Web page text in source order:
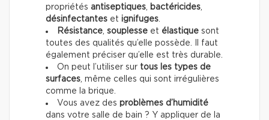
propriétés antiseptiques, bactéricides,
désinfectantes et ignifuges.
Résistance, souplesse et élastique sont
toutes des qualités qu’elle possède. Il faut
également préciser qu’elle est très durable.
On peut l’utiliser sur tous les types de
surfaces, même celles qui sont irrégulières
comme la brique.
Vous avez des problèmes d’humidité
dans votre salle de bain ? Y appliquer de la